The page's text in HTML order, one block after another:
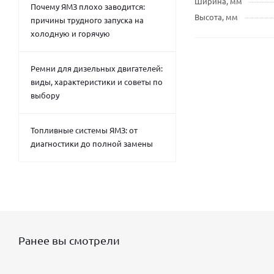
Высота, мм
Почему ЯМЗ плохо заводится:
причины трудного запуска на
холодную и горячую
Ремни для дизельных двигателей:
виды, характеристики и советы по
выбору
Топливные системы ЯМЗ: от
диагностики до полной замены
Ранее вы смотрели